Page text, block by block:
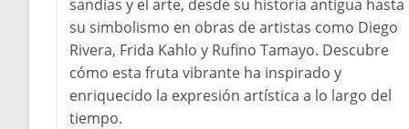
sandías y el arte, desde su historia antigua hasta
su simbolismo en obras de artistas como Diego
Rivera, Frida Kahlo y Rufino Tamayo. Descubre
cómo esta fruta vibrante ha inspirado y
enriquecido la expresión artística a lo largo del
tiempo.